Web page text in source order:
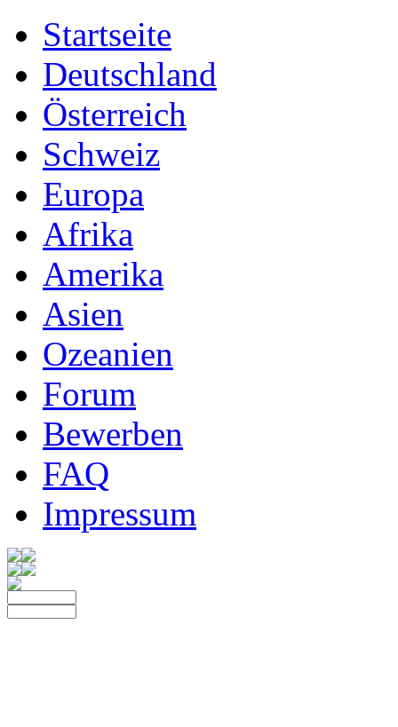
Startseite
Deutschland
Österreich
Schweiz
Europa
Afrika
Amerika
Asien
Ozeanien
Forum
Bewerben
FAQ
Impressum